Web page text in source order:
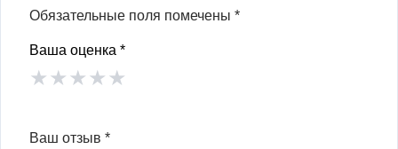
Обязательные поля помечены *
Ваша оценка *
★★★★★
Ваш отзыв *